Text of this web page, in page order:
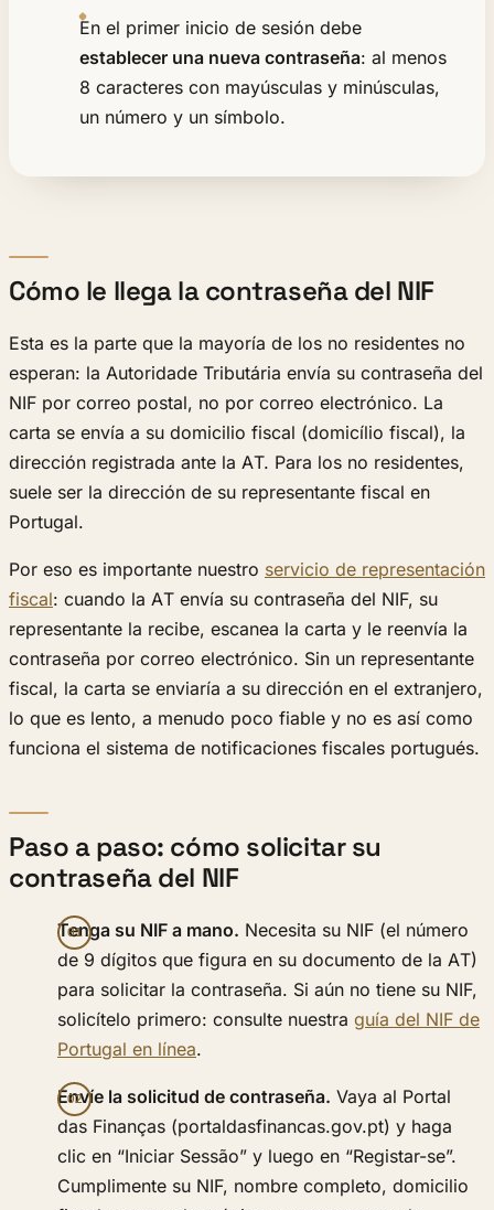
En el primer inicio de sesión debe
establecer una nueva contraseña: al menos
8 caracteres con mayúsculas y minúsculas,
un número y un símbolo.
Cómo le llega la contraseña del NIF
Esta es la parte que la mayoría de los no residentes no
esperan: la Autoridade Tributária envía su contraseña del
NIF por correo postal, no por correo electrónico. La
carta se envía a su domicilio fiscal (domicílio fiscal), la
dirección registrada ante la AT. Para los no residentes,
suele ser la dirección de su representante fiscal en
Portugal.
Por eso es importante nuestro servicio de representación
fiscal: cuando la AT envía su contraseña del NIF, su
representante la recibe, escanea la carta y le reenvía la
contraseña por correo electrónico. Sin un representante
fiscal, la carta se enviaría a su dirección en el extranjero,
lo que es lento, a menudo poco fiable y no es así como
funciona el sistema de notificaciones fiscales portugués.
Paso a paso: cómo solicitar su
contraseña del NIF
Tenga su NIF a mano. Necesita su NIF (el número
de 9 dígitos que figura en su documento de la AT)
para solicitar la contraseña. Si aún no tiene su NIF,
solicítelo primero: consulte nuestra guía del NIF de
Portugal en línea.
Envíe la solicitud de contraseña. Vaya al Portal
das Finanças (portaldasfinancas.gov.pt) y haga
clic en “Iniciar Sessão” y luego en “Registar-se”.
Cumplimente su NIF, nombre completo, domicilio